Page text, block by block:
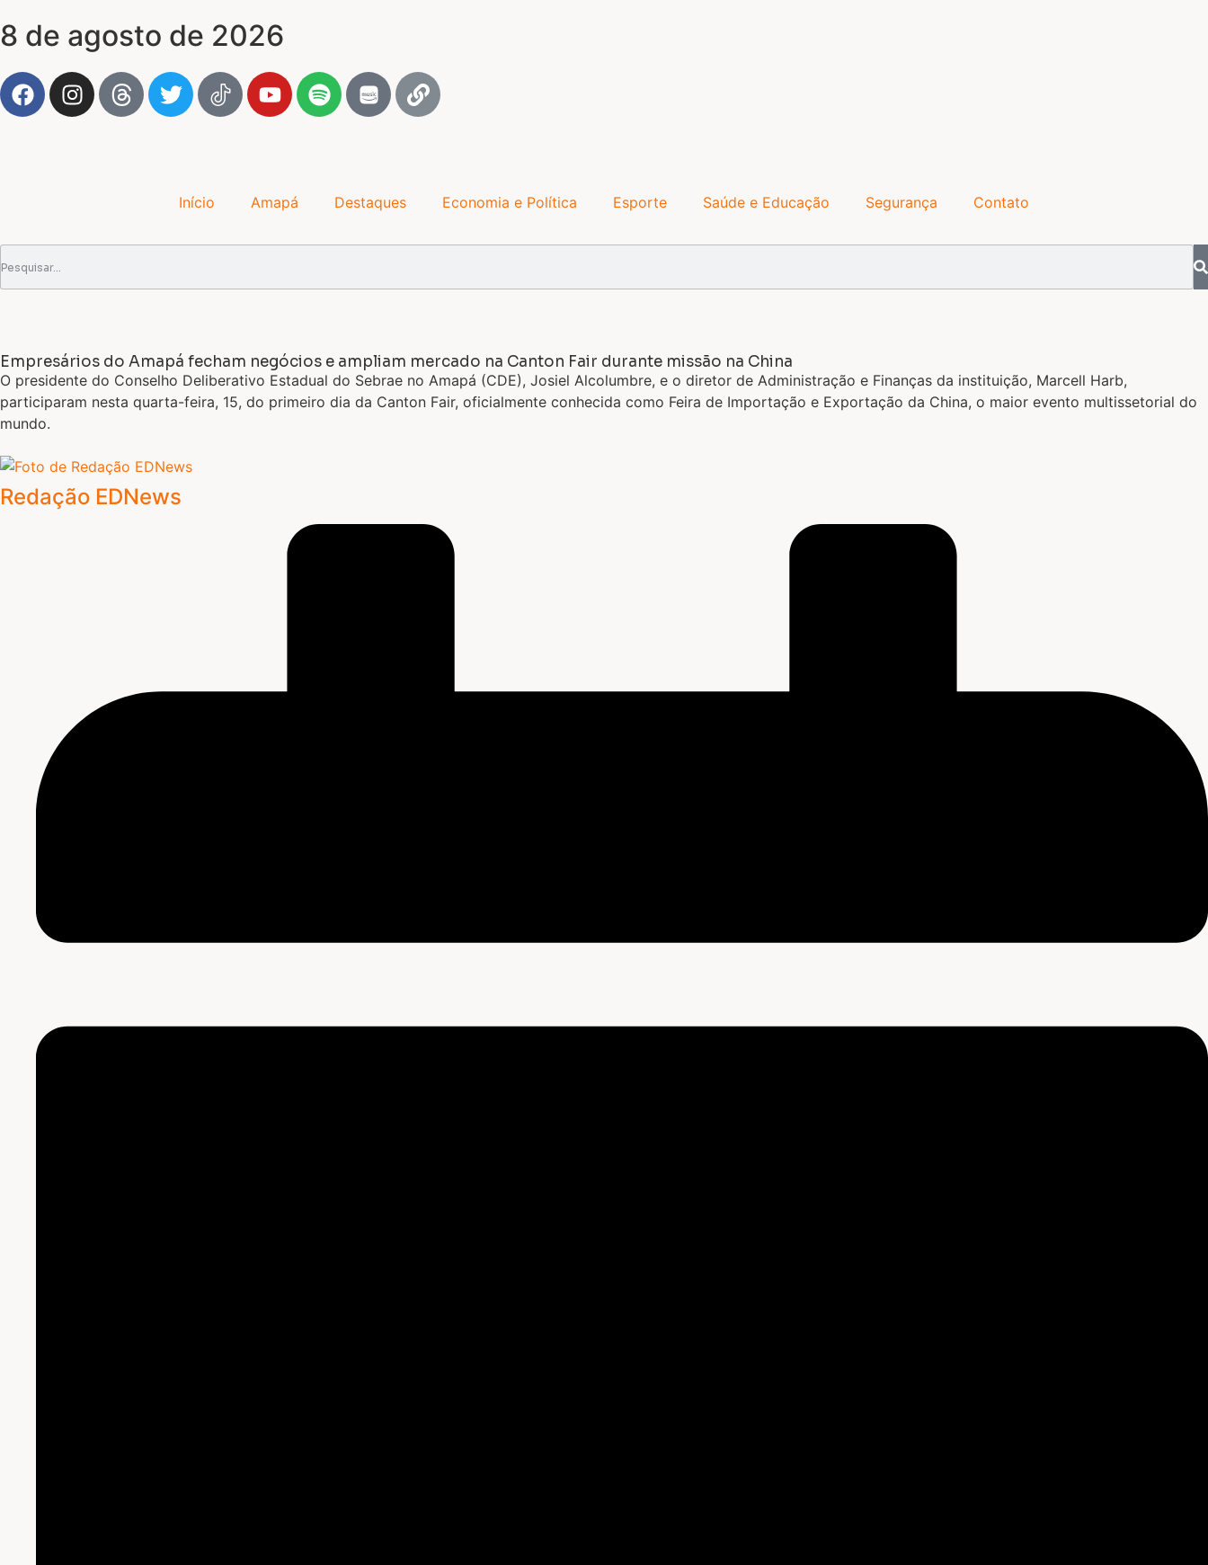
8 de agosto de 2026
Início Amapá Destaques Economia e Política Esporte Saúde e Educação Segurança Contato
Empresários do Amapá fecham negócios e ampliam mercado na Canton Fair durante missão na China
O presidente do Conselho Deliberativo Estadual do Sebrae no Amapá (CDE), Josiel Alcolumbre, e o diretor de Administração e Finanças da instituição, Marcell Harb,
participaram nesta quarta-feira, 15, do primeiro dia da Canton Fair, oficialmente conhecida como Feira de Importação e Exportação da China, o maior evento multissetorial do
mundo.
Redação EDNews